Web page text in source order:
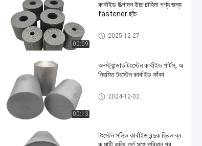
00:09
কার্বাইড উত্পাদন উচ্চ চাহিদা পণ্য জন্য
fastener ছাঁচ
কার্বাইড ঠান্ডা শিরোনাম মারা
2025-12-27
00:13
অ-স্ট্যান্ডার্ড টংস্টেন কার্বাইড পার্টস, অ
নিয়মিত টংস্টেন কার্বাইড ফাঁকা
কার্বাইডের অ-মানক যন্ত্রাংশ
2024-12-02
টংস্টেন সলিড কার্বাইড বন্দুক ড্রিল ব্ল